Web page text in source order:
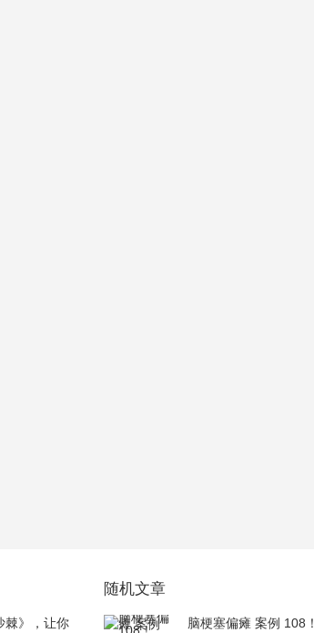
棘》，让你
随机文章
脑梗塞偏瘫 案例 108！